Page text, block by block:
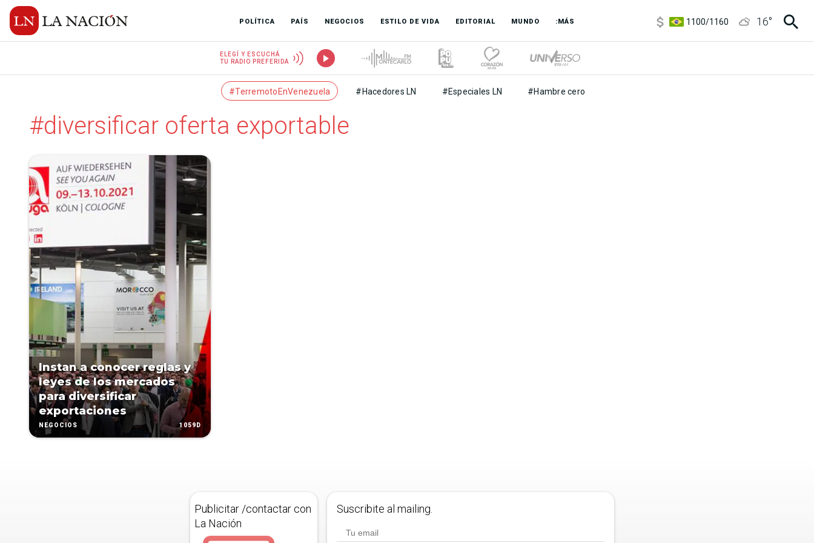
POLÍTICA PAÍS NEGOCIOS ESTILO DE VIDA EDITORIAL MUNDO :MÁS
1100/1160
16°
ELEGÍ Y ESCUCHÁ
TU RADIO PREFERIDA
#TerremotoEnVenezuela #Hacedores LN #Especiales LN #Hambre cero
#diversificar oferta exportable
Instan a conocer reglas y
leyes de los mercados
para diversificar
exportaciones
NEGOCIOS 1059D
Publicitar /contactar con
La Nación
Suscribite al mailing.